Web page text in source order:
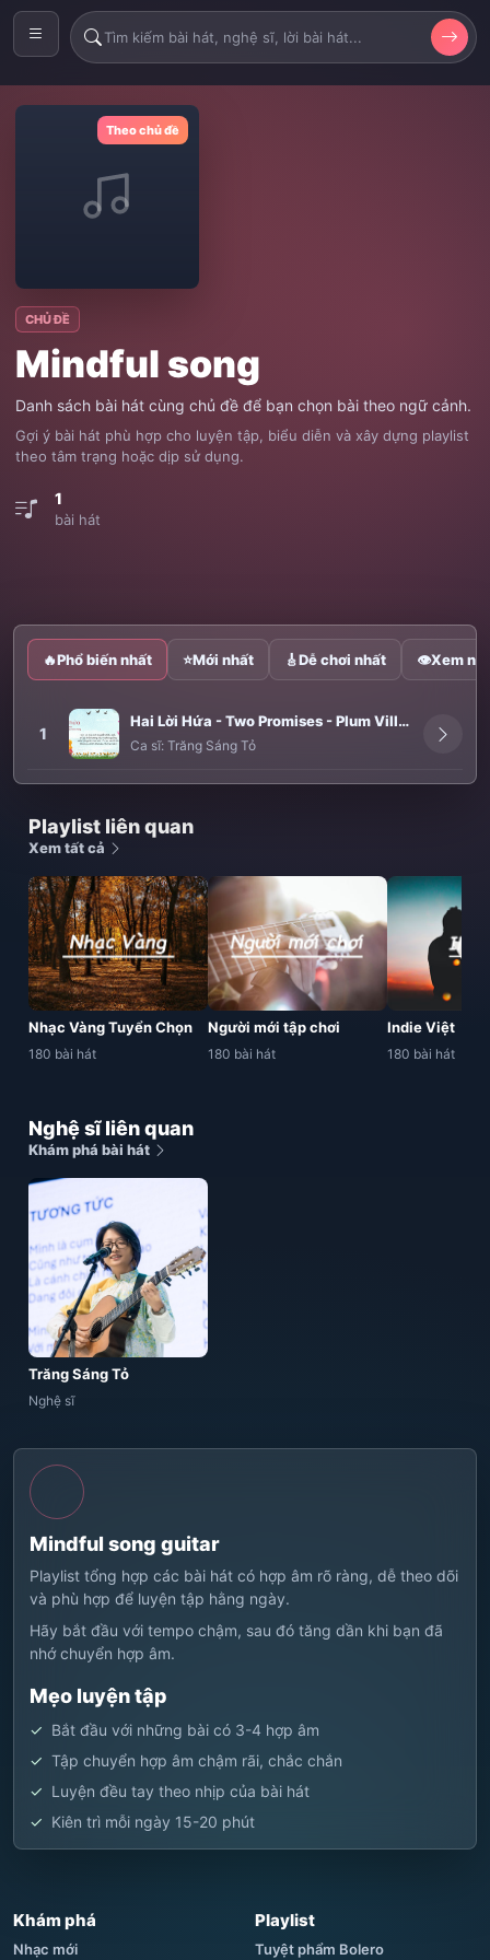
Theo chủ đề
CHỦ ĐỀ
Mindful song
Danh sách bài hát cùng chủ đề để bạn chọn bài theo ngữ cảnh.
Gợi ý bài hát phù hợp cho luyện tập, biểu diễn và xây dựng playlist
theo tâm trạng hoặc dịp sử dụng.
1
bài hát
🔥Phổ biến nhất ⭐Mới nhất 🎸Dễ chơi nhất 👁Xem
1
Hai Lời Hứa - Two Promises - Plum Village song
Ca sĩ: Trăng Sáng Tỏ
Playlist liên quan
Xem tất cả
Nhạc Vàng Tuyển Chọn
180 bài hát
Người mới tập chơi
180 bài hát
Indie Việt
180 bài hát
Nghệ sĩ liên quan
Khám phá bài hát
Trăng Sáng Tỏ
Nghệ sĩ
Mindful song guitar
Playlist tổng hợp các bài hát có hợp âm rõ ràng, dễ theo dõi
và phù hợp để luyện tập hằng ngày.
Hãy bắt đầu với tempo chậm, sau đó tăng dần khi bạn đã
nhớ chuyển hợp âm.
Mẹo luyện tập
Bắt đầu với những bài có 3-4 hợp âm
Tập chuyển hợp âm chậm rãi, chắc chắn
Luyện đều tay theo nhịp của bài hát
Kiên trì mỗi ngày 15-20 phút
Khám phá
Nhạc mới
Playlist
Tuyệt phẩm Bolero